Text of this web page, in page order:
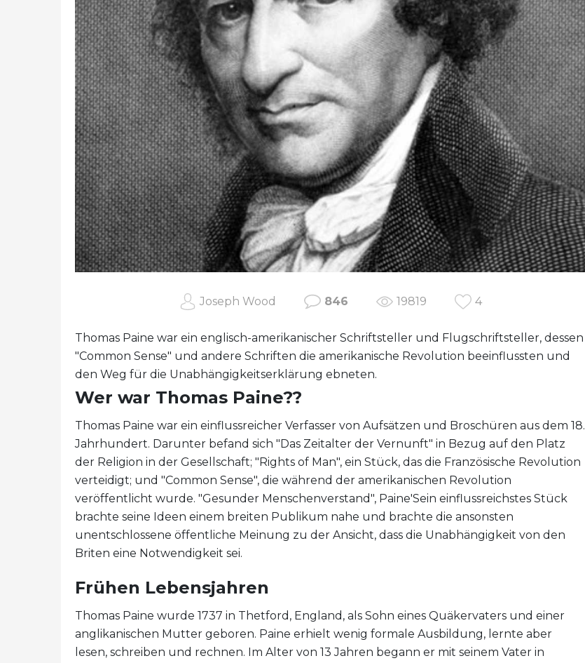
Joseph Wood 846 19819 4
Thomas Paine war ein englisch-amerikanischer Schriftsteller und Flugschriftsteller, dessen
"Common Sense" und andere Schriften die amerikanische Revolution beeinflussten und
den Weg für die Unabhängigkeitserklärung ebneten.
Wer war Thomas Paine??
Thomas Paine war ein einflussreicher Verfasser von Aufsätzen und Broschüren aus dem 18.
Jahrhundert. Darunter befand sich "Das Zeitalter der Vernunft" in Bezug auf den Platz
der Religion in der Gesellschaft; "Rights of Man", ein Stück, das die Französische Revolution
verteidigt; und "Common Sense", die während der amerikanischen Revolution
veröffentlicht wurde. "Gesunder Menschenverstand", Paine'Sein einflussreichstes Stück
brachte seine Ideen einem breiten Publikum nahe und brachte die ansonsten
unentschlossene öffentliche Meinung zu der Ansicht, dass die Unabhängigkeit von den
Briten eine Notwendigkeit sei.
Frühen Lebensjahren
Thomas Paine wurde 1737 in Thetford, England, als Sohn eines Quäkervaters und einer
anglikanischen Mutter geboren. Paine erhielt wenig formale Ausbildung, lernte aber
lesen, schreiben und rechnen. Im Alter von 13 Jahren begann er mit seinem Vater in